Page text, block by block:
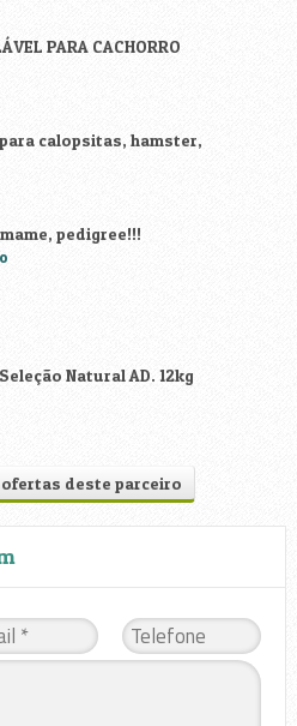
PARA CACHORRO
calopsitas, hamster,
pedigree!!!
Natural AD. 12kg
deste parceiro